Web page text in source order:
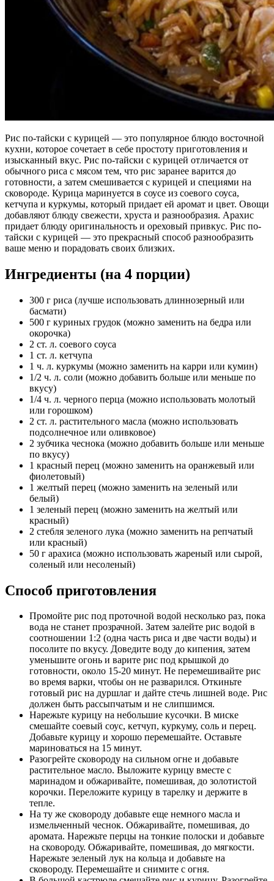
Рис по-тайски с курицей — это популярное блюдо восточной
кухни, которое сочетает в себе простоту приготовления и
изысканный вкус. Рис по-тайски с курицей отличается от
обычного риса с мясом тем, что рис заранее варится до
готовности, а затем смешивается с курицей и специями на
сковороде. Курица маринуется в соусе из соевого соуса,
кетчупа и куркумы, который придает ей аромат и цвет. Овощи
добавляют блюду свежести, хруста и разнообразия. Арахис
придает блюду оригинальность и ореховый привкус. Рис по-
тайски с курицей — это прекрасный способ разнообразить
ваше меню и порадовать своих близких.
Ингредиенты (на 4 порции)
300 г риса (лучше использовать длиннозерный или
басмати)
500 г куриных грудок (можно заменить на бедра или
окорочка)
2 ст. л. соевого соуса
1 ст. л. кетчупа
1 ч. л. куркумы (можно заменить на карри или кумин)
1/2 ч. л. соли (можно добавить больше или меньше по
вкусу)
1/4 ч. л. черного перца (можно использовать молотый
или горошком)
2 ст. л. растительного масла (можно использовать
подсолнечное или оливковое)
2 зубчика чеснока (можно добавить больше или меньше
по вкусу)
1 красный перец (можно заменить на оранжевый или
фиолетовый)
1 желтый перец (можно заменить на зеленый или
белый)
1 зеленый перец (можно заменить на желтый или
красный)
2 стебля зеленого лука (можно заменить на репчатый
или красный)
50 г арахиса (можно использовать жареный или сырой,
соленый или несоленый)
Способ приготовления
Промойте рис под проточной водой несколько раз, пока
вода не станет прозрачной. Затем залейте рис водой в
соотношении 1:2 (одна часть риса и две части воды) и
посолите по вкусу. Доведите воду до кипения, затем
уменьшите огонь и варите рис под крышкой до
готовности, около 15-20 минут. Не перемешивайте рис
во время варки, чтобы он не разварился. Откиньте
готовый рис на дуршлаг и дайте стечь лишней воде. Рис
должен быть рассыпчатым и не слипшимся.
Нарежьте курицу на небольшие кусочки. В миске
смешайте соевый соус, кетчуп, куркуму, соль и перец.
Добавьте курицу и хорошо перемешайте. Оставьте
мариноваться на 15 минут.
Разогрейте сковороду на сильном огне и добавьте
растительное масло. Выложите курицу вместе с
маринадом и обжаривайте, помешивая, до золотистой
корочки. Переложите курицу в тарелку и держите в
тепле.
На ту же сковороду добавьте еще немного масла и
измельченный чеснок. Обжаривайте, помешивая, до
аромата. Нарежьте перцы на тонкие полоски и добавьте
на сковороду. Обжаривайте, помешивая, до мягкости.
Нарежьте зеленый лук на кольца и добавьте на
сковороду. Перемешайте и снимите с огня.